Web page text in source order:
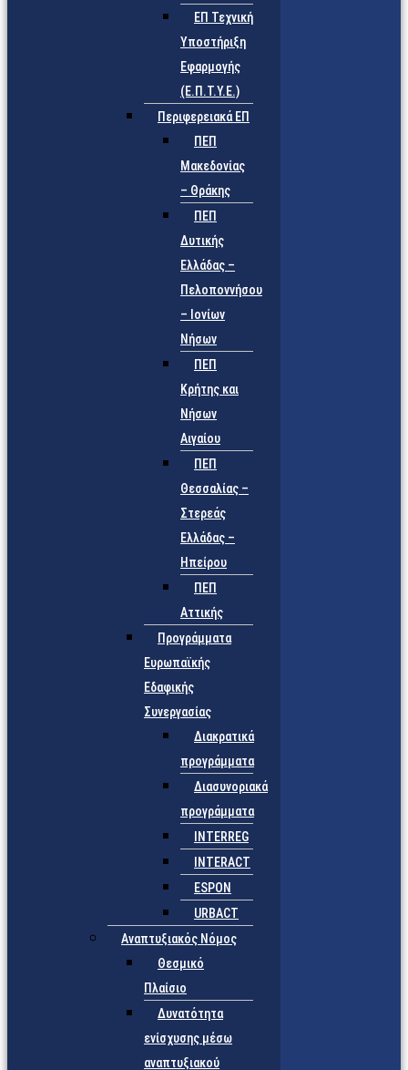
ΕΠ Τεχνική
Υποστήριξη
Εφαρμογής
(Ε.Π.Τ.Υ.Ε.)
Περιφερειακά ΕΠ
ΠΕΠ
Μακεδονίας
– Θράκης
ΠΕΠ
Δυτικής
Ελλάδας –
Πελοποννήσου
– Ιονίων
Νήσων
ΠΕΠ
Κρήτης και
Νήσων
Αιγαίου
ΠΕΠ
Θεσσαλίας –
Στερεάς
Ελλάδας –
Ηπείρου
ΠΕΠ
Αττικής
Προγράμματα
Ευρωπαϊκής
Εδαφικής
Συνεργασίας
Διακρατικά
προγράμματα
Διασυνοριακά
προγράμματα
INTERREG
INTERACT
ESPON
URBACT
Αναπτυξιακός Νόμος
Θεσμικό
Πλαίσιο
Δυνατότητα
ενίσχυσης μέσω
αναπτυξιακού